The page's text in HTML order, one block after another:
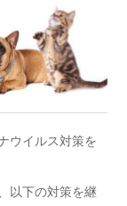
ウイルス対策を
以下の対策を継